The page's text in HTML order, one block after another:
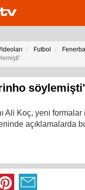
Futbol
söylemişti'
Ali Koç, yeni formalar
açıklamalarda